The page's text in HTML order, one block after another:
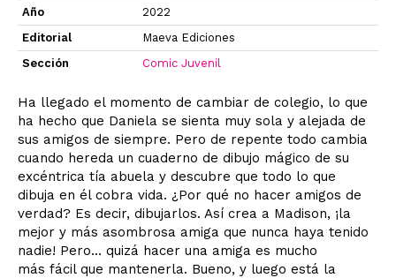
Año
2022
Editorial
Maeva Ediciones
Sección
Comic Juvenil
Ha llegado el momento de cambiar de colegio, lo que
ha hecho que Daniela se sienta muy sola y alejada de
sus amigos de siempre. Pero de repente todo cambia
cuando hereda un cuaderno de dibujo mágico de su
excéntrica tía abuela y descubre que todo lo que
dibuja en él cobra vida. ¿Por qué no hacer amigos de
verdad? Es decir, dibujarlos. Así crea a Madison, ¡la
mejor y más asombrosa amiga que nunca haya tenido
nadie! Pero… quizá hacer una amiga es mucho
más fácil que mantenerla. Bueno, y luego está la